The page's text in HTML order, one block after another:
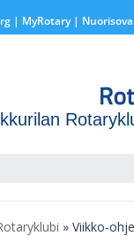
| MyRotary |
» Viikko-